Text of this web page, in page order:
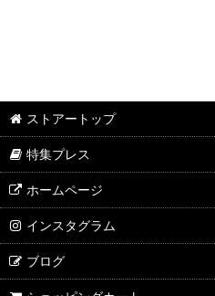
ストアートップ
特集プレス
ホームページ
インスタグラム
ブログ